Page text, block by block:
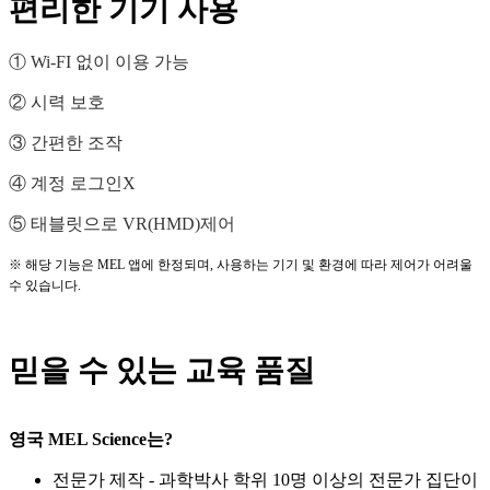
편리한 기기 사용
① Wi-FI 없이 이용 가능
② 시력 보호
③ 간편한 조작
④ 계정 로그인X
⑤ 태블릿으로 VR(HMD)제어
※ 해당 기능은 MEL 앱에 한정되며, 사용하는 기기 및 환경에 따라 제어가 어려울
수 있습니다.
믿을 수 있는 교육 품질
영국 MEL Science는?
전문가 제작 - 과학박사 학위 10명 이상의 전문가 집단이